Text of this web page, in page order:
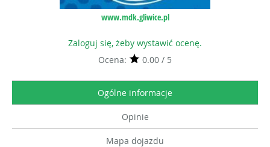
www.mdk.gliwice.pl
Zaloguj się, żeby wystawić ocenę.
Ocena:
0.00 / 5
Ogólne informacje
Opinie
Mapa dojazdu